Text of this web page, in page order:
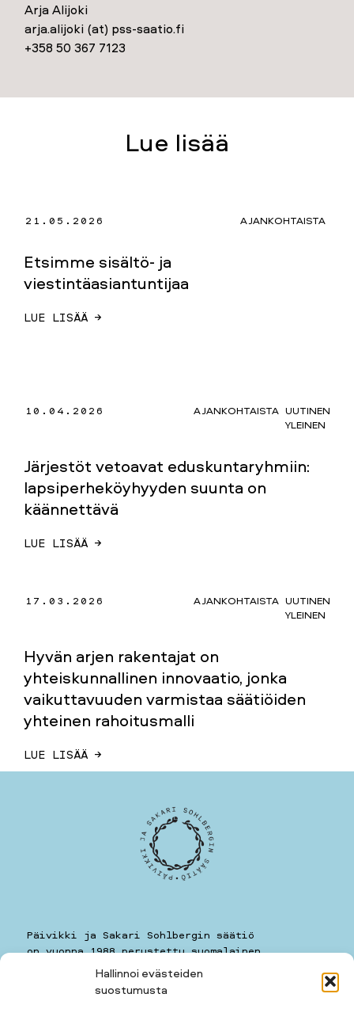
Hallinnoi evästeiden
suostumusta
Arja Alijoki
arja.alijoki (at) pss-saatio.fi
+358 50 367 7123
Lue lisää
21.05.2026 AJANKOHTAISTA
Etsimme sisältö- ja
viestintäasiantuntijaa
LUE LISÄÄ →
10.04.2026 AJANKOHTAISTA UUTINEN
YLEINEN
Järjestöt vetoavat eduskuntaryhmiin:
lapsiperheköyhyyden suunta on
käännettävä
LUE LISÄÄ →
17.03.2026 AJANKOHTAISTA UUTINEN
YLEINEN
Hyvän arjen rakentajat on
yhteiskunnallinen innovaatio, jonka
vaikuttavuuden varmistaa säätiöiden
yhteinen rahoitusmalli
LUE LISÄÄ →
Päivikki ja Sakari Sohlbergin säätiö
on vuonna 1988 perustettu suomalainen